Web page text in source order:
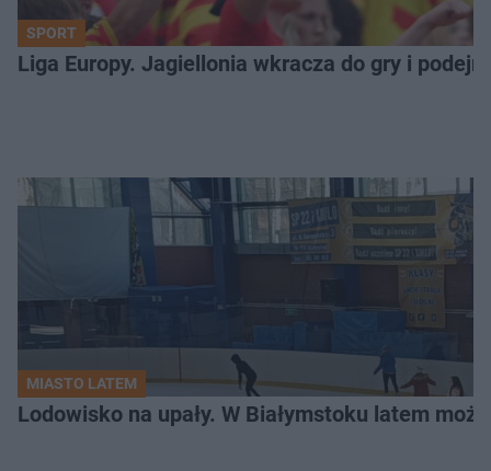
SPORT
Liga Europy. Jagiellonia wkracza do gry i
MIASTO LATEM
Lodowisko na upały. W Białymstoku latem